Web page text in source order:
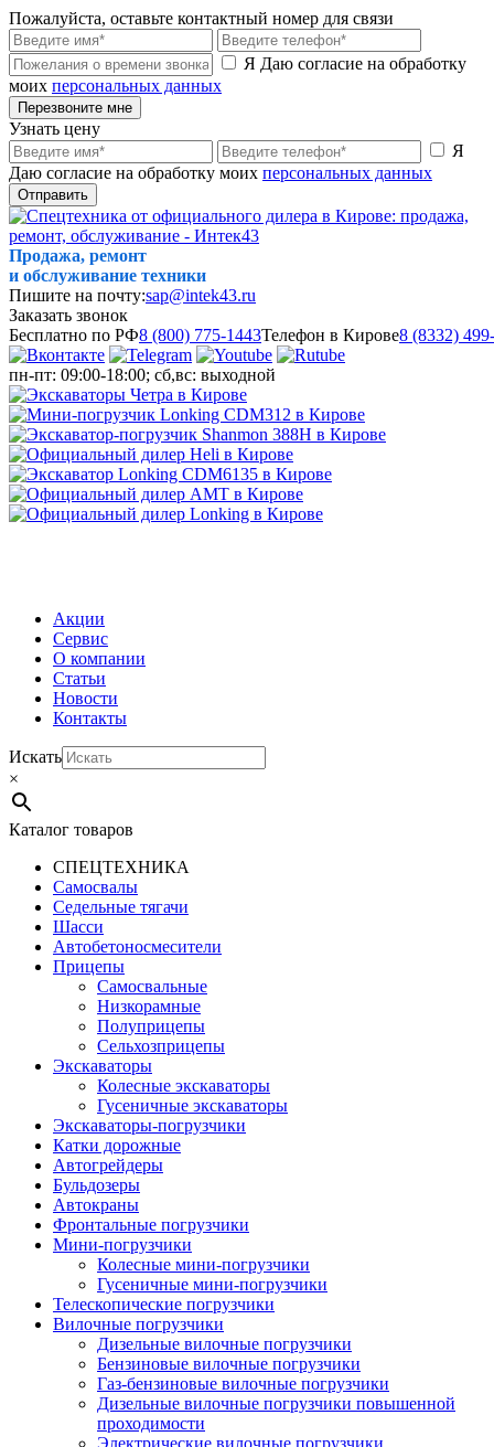
Пожалуйста, оставьте контактный номер для связи
Я Даю согласие на обработку
моих персональных данных
Перезвоните мне
Узнать цену
Я
Даю согласие на обработку моих персональных данных
Отправить
Продажа, ремонт
и обслуживание техники
Пишите на почту:sap@intek43.ru
Заказать звонок
Бесплатно по РФ8 (800) 775-1443Телефон в Кирове8 (8332)
пн-пт: 09:00-18:00; сб,вс: выходной
Акции
Сервис
О компании
Статьи
Новости
Контакты
Искать
×
Каталог товаров
СПЕЦТЕХНИКА
Самосвалы
Седельные тягачи
Шасси
Автобетоно­смесители
Прицепы
Самосвальные
Низкорамные
Полуприцепы
Сельхозприцепы
Экскаваторы
Колесные экскаваторы
Гусеничные экскаваторы
Экскаваторы-погрузчики
Катки дорожные
Автогрейдеры
Бульдозеры
Автокраны
Фронтальные погрузчики
Мини-погрузчики
Колесные мини-погрузчики
Гусеничные мини-погрузчики
Телескопические погрузчики
Вилочные погрузчики
Дизельные вилочные погрузчики
Бензиновые вилочные погрузчики
Газ-бензиновые вилочные погрузчики
Дизельные вилочные погрузчики повышенной
проходимости
Электрические вилочные погрузчики